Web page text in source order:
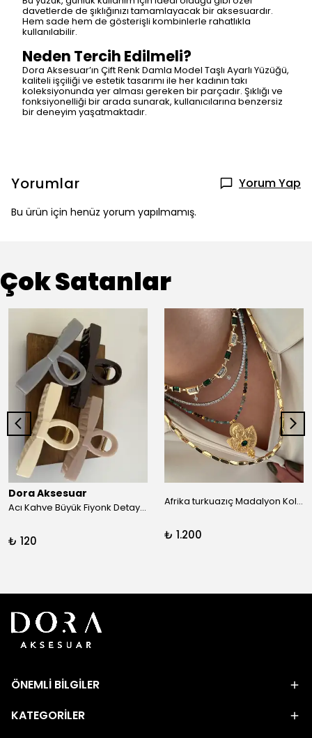
davetlerde de şıklığınızı tamamlayacak bir aksesuardır.
Hem sade hem de gösterişli kombinlerle rahatlıkla
kullanılabilir.
Neden Tercih Edilmeli?
Dora Aksesuar’ın Çift Renk Damla Model Taşlı Ayarlı Yüzüğü,
kaliteli işçiliği ve estetik tasarımı ile her kadının takı
koleksiyonunda yer alması gereken bir parçadır. Şıklığı ve
fonksiyonelliği bir arada sunarak, kullanıcılarına benzersiz
bir deneyim yaşatmaktadır.
Yorumlar Yorum Yap
Bu ürün için henüz yorum yapılmamış.
Çok Satanlar
Dora Aksesuar
Acı Kahve Büyük Fiyonk Detay Kıskaç Toka
₺ 120
Afrika turkuazıç Madalyon Kolye
₺ 1.200
ÖNEMLİ BİLGİLER
KATEGORİLER